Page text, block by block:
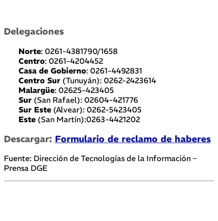
Delegaciones
Norte: 0261-4381790/1658
Centro: 0261-4204452
Casa de Gobierno: 0261-4492831
Centro Sur (Tunuyán): 0262-2423614
Malargüe: 02625-423405
Sur (San Rafael): 02604-421776
Sur Este (Alvear): 0262-5423405
Este (San Martín):0263-4421202
Descargar: Formulario de reclamo de haberes
Fuente: Dirección de Tecnologías de la Información –
Prensa DGE